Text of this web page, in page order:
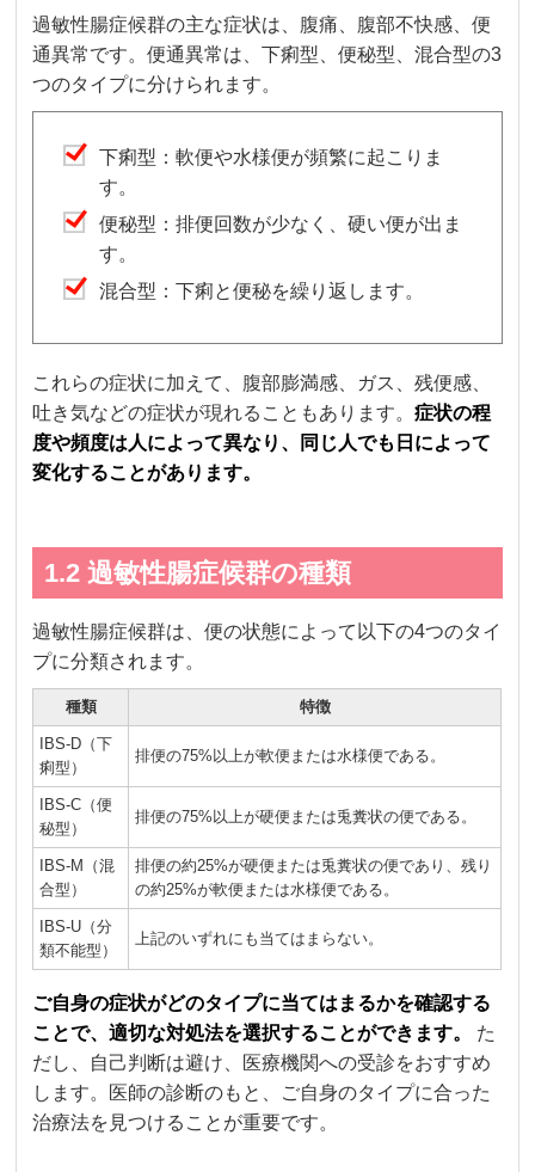
過敏性腸症候群の主な症状は、腹痛、腹部不快感、便
通異常です。便通異常は、下痢型、便秘型、混合型の3
つのタイプに分けられます。
下痢型：軟便や水様便が頻繁に起こりま
す。
便秘型：排便回数が少なく、硬い便が出ま
す。
混合型：下痢と便秘を繰り返します。
これらの症状に加えて、腹部膨満感、ガス、残便感、
吐き気などの症状が現れることもあります。症状の程
度や頻度は人によって異なり、同じ人でも日によって
変化することがあります。
1.2 過敏性腸症候群の種類
過敏性腸症候群は、便の状態によって以下の4つのタイ
プに分類されます。
種類 特徴
IBS-D（下
痢型）
排便の75%以上が軟便または水様便である。
IBS-C（便
秘型）
排便の75%以上が硬便または兎糞状の便である。
IBS-M（混
合型）
排便の約25%が硬便または兎糞状の便であり、残り
の約25%が軟便または水様便である。
IBS-U（分
類不能型）
上記のいずれにも当てはまらない。
ご自身の症状がどのタイプに当てはまるかを確認する
ことで、適切な対処法を選択することができます。
た
だし、自己判断は避け、医療機関への受診をおすすめ
します。医師の診断のもと、ご自身のタイプに合った
治療法を見つけることが重要です。